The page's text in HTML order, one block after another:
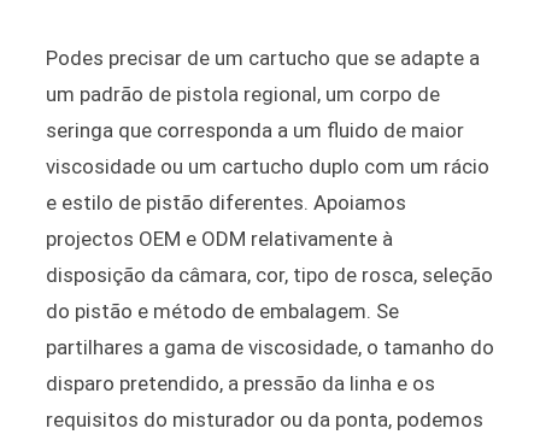
Podes precisar de um cartucho que se adapte a
um padrão de pistola regional, um corpo de
seringa que corresponda a um fluido de maior
viscosidade ou um cartucho duplo com um rácio
e estilo de pistão diferentes. Apoiamos
projectos OEM e ODM relativamente à
disposição da câmara, cor, tipo de rosca, seleção
do pistão e método de embalagem. Se
partilhares a gama de viscosidade, o tamanho do
disparo pretendido, a pressão da linha e os
requisitos do misturador ou da ponta, podemos